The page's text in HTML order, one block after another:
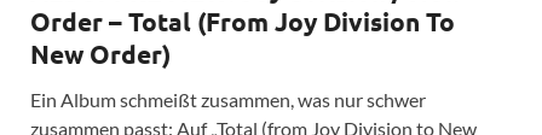
Order – Total (From Joy Division To
New Order)
Ein Album schmeißt zusammen, was nur schwer
zusammen passt: Auf „Total (from Joy Division to New